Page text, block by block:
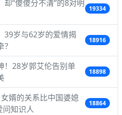
“傻傻分不清”的8对明
19334
39岁与62岁的爱情揭
18916
！28岁郭艾伦告别单
18898
婿的关系比中国婆媳
问知识人
18864